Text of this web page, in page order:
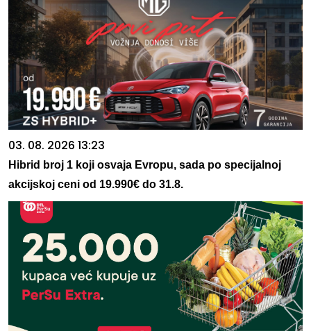
03. 08. 2026 13:23
Hibrid broj 1 koji osvaja Evropu, sada po specijalnoj
akcijskoj ceni od 19.990€ do 31.8.